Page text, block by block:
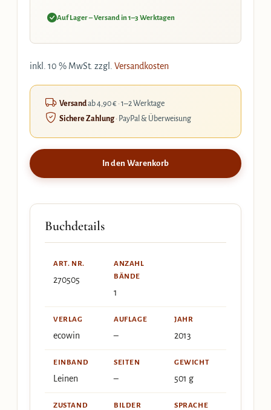
Auf Lager – Versand in 1–3 Werktagen
inkl. 10 % MwSt. zzgl. Versandkosten
Versandab 4,90 € · 1–2 Werktage
Sichere Zahlung· PayPal & Überweisung
In den Warenkorb
Buchdetails
ART. NR.
270505
ANZAHL
BÄNDE
1
VERLAG
ecowin
AUFLAGE
–
JAHR
2013
EINBAND
Leinen
SEITEN
–
GEWICHT
501 g
ZUSTAND BILDER SPRACHE